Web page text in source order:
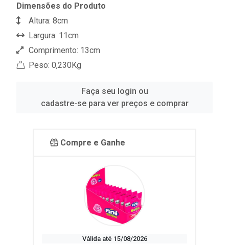
Dimensões do Produto
Altura: 8cm
Largura: 11cm
Comprimento: 13cm
Peso: 0,230Kg
Faça seu login ou
cadastre-se para ver preços e comprar
Compre e Ganhe
Válida até 15/08/2026